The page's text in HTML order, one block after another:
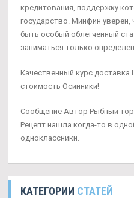
кредитования, поддержку
государство. Минфин
быть особый облегченный
заниматься только
Качественный курс доставка
стоимость Осинники!
Сообщение Автор Рыбный
Рецепт нашла когда-то в
одноклассники.
КАТЕГОРИИ СТАТЕЙ